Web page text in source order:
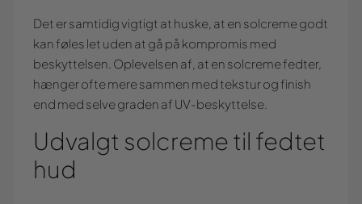
Det er samtidig vigtigt at huske, at en solcreme godt
kan føles let uden at gå på kompromis med
beskyttelsen. Oplevelsen af, at en solcreme fedter,
hænger ofte mere sammen med tekstur og finish
end med selve graden af UV-beskyttelse.
Udvalgt solcreme til fedtet
hud